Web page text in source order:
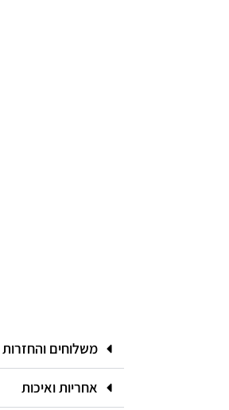
משלוחים והחזרות
אחריות ואיכות